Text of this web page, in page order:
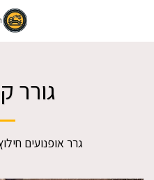
גורר
גרר אופנועים